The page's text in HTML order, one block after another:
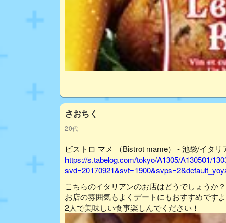
さおちく
20代
ビストロ マメ （Bistrot mame） - 池袋/イタリ
https://s.tabelog.com/tokyo/A1305/A130501/
こちらのイタリアンのお店はどうでしょうか？
お店の雰囲気もよくデートにもおすすめですよ
2人で美味しい食事楽しんでください！